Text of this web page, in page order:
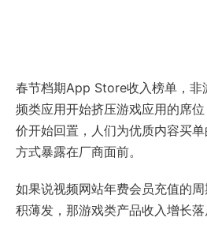
春节档期App Store收入榜单，非
频类应用开始挤压游戏应用的席
价开始回置，人们为优质内容买
方式暴露在厂商面前。
如果说视频网站年费会员充值的
积薄发，那游戏类产品收入增长